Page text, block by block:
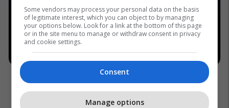
Some vendors may process your personal data on the basis
of legitimate interest, which you can object to by managing
your options below. Look for a link at the bottom of this page
or in the site menu to manage or withdraw consent in privacy
and cookie settings.
Consent
Manage options